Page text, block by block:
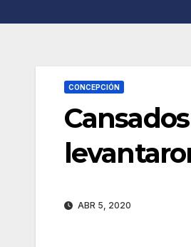
CONCEPCIÓN
ABR 5, 2020